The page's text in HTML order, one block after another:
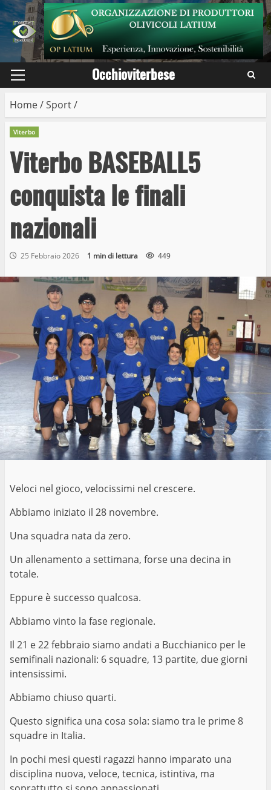
Skip
to
content
Primary
Occhioviterbese
Home/Sport/
Viterbo
Viterbo BASEBALL5
conquista le finali
nazionali
25 Febbraio 2026 1 min di lettura 449
Veloci nel gioco, velocissimi nel crescere.
Abbiamo iniziato il 28 novembre.
Una squadra nata da zero.
Un allenamento a settimana, forse una decina in
totale.
Eppure è successo qualcosa.
Abbiamo vinto la fase regionale.
Il 21 e 22 febbraio siamo andati a Bucchianico per le
semifinali nazionali: 6 squadre, 13 partite, due giorni
intensissimi.
Abbiamo chiuso quarti.
Questo significa una cosa sola: siamo tra le prime 8
squadre in Italia.
In pochi mesi questi ragazzi hanno imparato una
disciplina nuova, veloce, tecnica, istintiva, ma